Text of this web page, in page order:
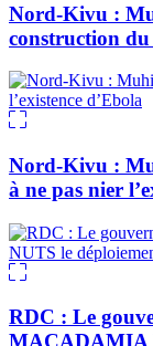
Nord-Kivu :
construction du
Nord-Kivu :
à ne pas nier
RDC : Le